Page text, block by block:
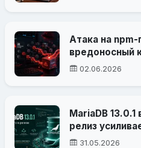
Атака на
вредоносный
Cloud Services
02.06.2026
MariaDB
релиз
диагностику
31.05.2026